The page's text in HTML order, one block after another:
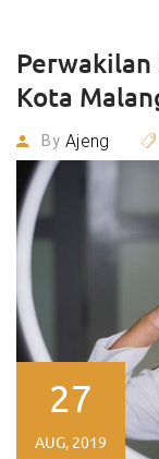
Perwakilan
Kota
By Ajeng
27
AUG, 2019